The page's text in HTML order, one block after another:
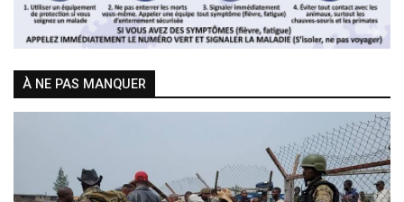
À NE PAS MANQUER